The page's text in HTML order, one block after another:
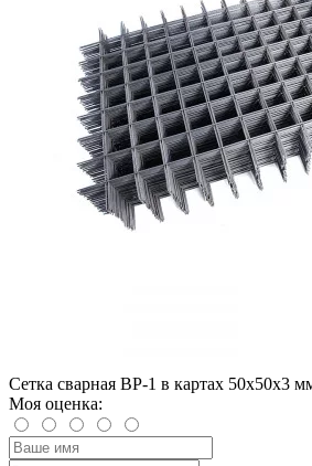
Сетка сварная ВР-1 в картах 50х50х3
Моя оценка: